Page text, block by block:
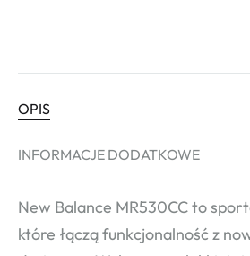
OPIS
INFORMACJE DODATKOWE
New Balance MR530CC to
które łączą funkcjonalność z